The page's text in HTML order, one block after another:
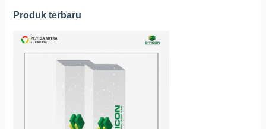
Produk terbaru